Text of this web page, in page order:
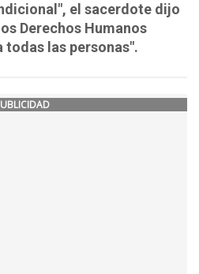
el sacerdote dijo
Derechos Humanos
todas las personas".